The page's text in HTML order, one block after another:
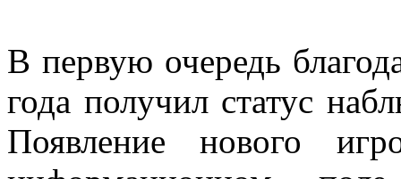
В первую очередь
года получил статус
Появление нового